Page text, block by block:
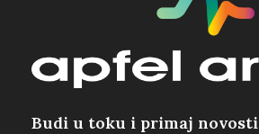
Budi u toku i primaj novosti